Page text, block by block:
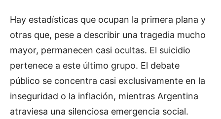
Hay estadísticas que ocupan la primera plana y
otras que, pese a describir una tragedia mucho
mayor, permanecen casi ocultas. El suicidio
pertenece a este último grupo. El debate
público se concentra casi exclusivamente en la
inseguridad o la inflación, mientras Argentina
atraviesa una silenciosa emergencia social.